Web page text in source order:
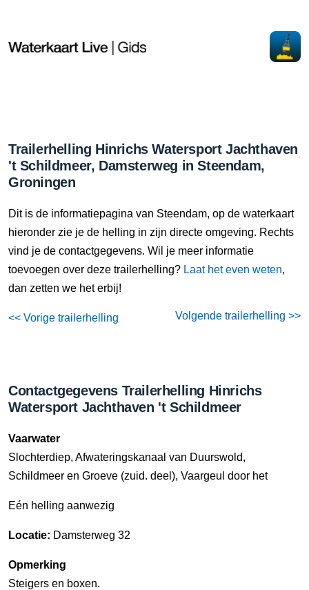
Trailerhelling Hinrichs Watersport Jachthaven
't Schildmeer, Damsterweg in Steendam,
Groningen
Dit is de informatiepagina van Steendam, op de waterkaart
hieronder zie je de helling in zijn directe omgeving. Rechts
vind je de contactgegevens. Wil je meer informatie
toevoegen over deze trailerhelling? Laat het even weten,
dan zetten we het erbij!
<< Vorige trailerhelling Volgende trailerhelling >>
Contactgegevens Trailerhelling Hinrichs
Watersport Jachthaven 't Schildmeer
Vaarwater
Slochterdiep, Afwateringskanaal van Duurswold,
Schildmeer en Groeve (zuid. deel), Vaargeul door het
Eén helling aanwezig
Locatie: Damsterweg 32
Opmerking
Steigers en boxen.